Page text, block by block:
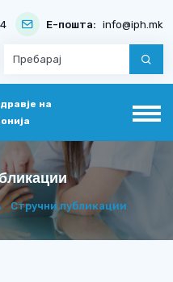
Е-пошта: info@iph.mk
на
Стручни публикации